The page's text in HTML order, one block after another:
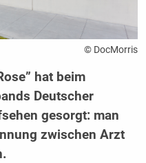
© DocMorris
hat beim
Deutscher
gesorgt: man
zwischen Arzt